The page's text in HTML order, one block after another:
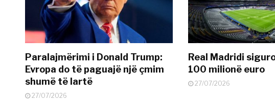
Paralajmërimi i Donald Trump:
Evropa do të paguajë një çmim
shumë të lartë
27/07/2026
Real Madridi
100 milionë euro
27/07/2026